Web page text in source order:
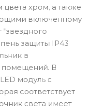
цвета хром, а также
включенному
защиты IP43
в
помещений. В
модуль с
соответствует
света имеет